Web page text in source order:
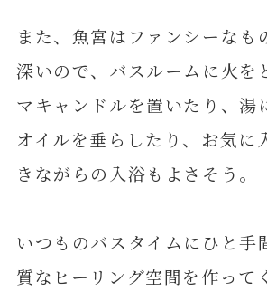
また、魚宮はファンシーなも
深いので、バスルームに火を
マキャンドルを置いたり、湯
オイルを垂らしたり、お気に
きながらの入浴もよさそう。
いつものバスタイムにひと手
質なヒーリング空間を作って